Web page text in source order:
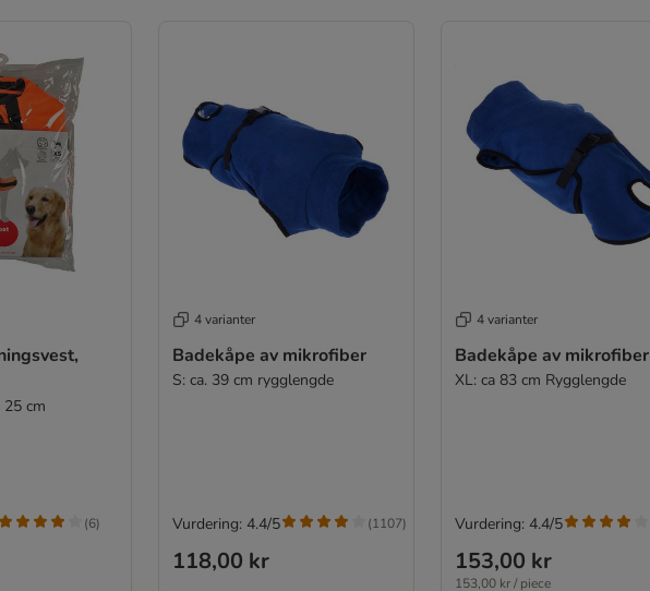
25 cm
(6)
4 varianter
Badekåpe av mikrofiber
S: ca. 39 cm rygglengde
118,00 kr
Vurdering: 4.4/5 (1107)
4 varianter
Badekåpe av mikrofiber
XL: ca 83 cm Rygglengde
153,00 kr
153,00 kr / piece
Vurdering: 4.4/5